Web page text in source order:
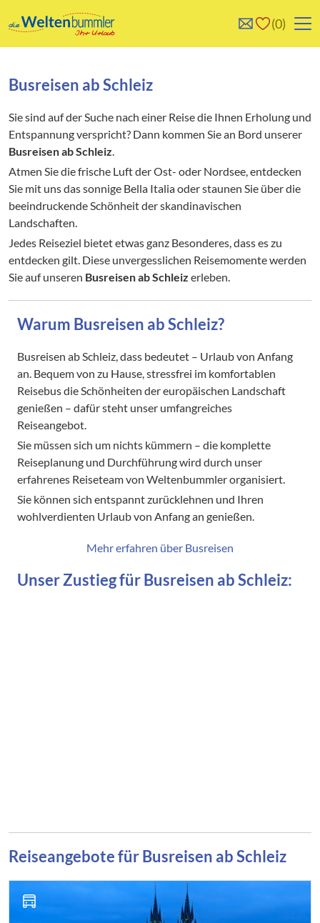
0
Merkliste
Busreisen ab Schleiz
Sie sind auf der Suche nach einer Reise die Ihnen Erholung und
Entspannung verspricht? Dann kommen Sie an Bord unserer
Busreisen ab Schleiz.
Atmen Sie die frische Luft der Ost- oder Nordsee, entdecken
Sie mit uns das sonnige Bella Italia oder staunen Sie über die
beeindruckende Schönheit der skandinavischen
Landschaften.
Jedes Reiseziel bietet etwas ganz Besonderes, dass es zu
entdecken gilt. Diese unvergesslichen Reisemomente werden
Sie auf unseren Busreisen ab Schleiz erleben.
Warum Busreisen ab Schleiz?
Busreisen ab Schleiz, dass bedeutet – Urlaub von Anfang
an. Bequem von zu Hause, stressfrei im komfortablen
Reisebus die Schönheiten der europäischen Landschaft
genießen – dafür steht unser umfangreiches
Reiseangebot.
Sie müssen sich um nichts kümmern – die komplette
Reiseplanung und Durchführung wird durch unser
erfahrenes Reiseteam von Weltenbummler organisiert.
Sie können sich entspannt zurücklehnen und Ihren
wohlverdienten Urlaub von Anfang an genießen.
Mehr erfahren über Busreisen
Unser Zustieg für Busreisen ab Schleiz:
Reiseangebote für Busreisen ab Schleiz